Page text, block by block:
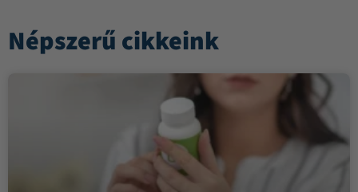
Népszerű cikkeink